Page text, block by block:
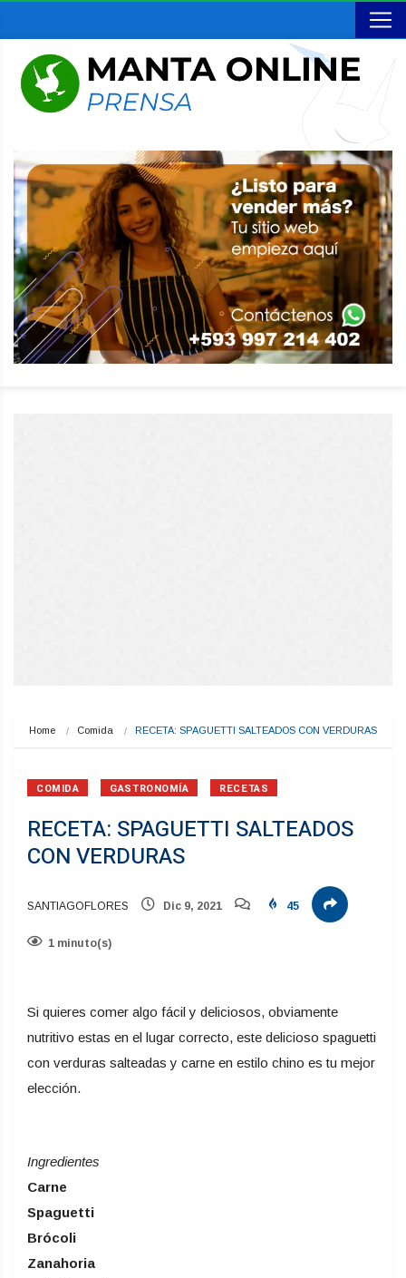
Home Comida RECETA: SPAGUETTI SALTEADOS CON VERDURAS
COMIDA GASTRONOMÍA RECETAS
RECETA: SPAGUETTI SALTEADOS
CON VERDURAS
SANTIAGOFLORES Dic 9, 2021 45
1 minuto(s)
Si quieres comer algo fácil y deliciosos, obviamente
nutritivo estas en el lugar correcto, este delicioso spaguetti
con verduras salteadas y carne en estilo chino es tu mejor
elección.
Ingredientes
Carne
Spaguetti
Brócoli
Zanahoria